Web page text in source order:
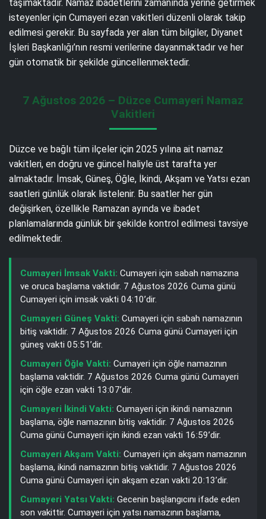
taşımaktadır. Namaz ibadetlerini zamanında yerine getirmek
isteyenler için Cumayeri ezan vakitleri düzenli olarak takip
edilmesi gerekir. Bu sayfada yer alan tüm bilgiler, Diyanet
İşleri Başkanlığı’nın resmi verilerine dayanmaktadır ve her
gün otomatik bir şekilde güncellenmektedir.
7 Ağustos 2026 – Düzce Cumayeri Namaz
Vakitleri
Düzce ve bağlı tüm ilçeler için 2025 yılına ait namaz
vakitleri, en doğru ve güncel haliyle üst tarafta yer
almaktadır. İmsak, Güneş, Öğle, İkindi, Akşam ve Yatsı ezan
saatleri günlük olarak listelenir. Bu saatler her gün
değişirken, özellikle Ramazan ayında ve ibadet
planlamalarında günlük bir şekilde kontrol edilmesi tavsiye
edilmektedir.
Cumayeri İmsak Vakti: Cumayeri için sabah namazına
ve oruca başlama vaktidir. 7 Ağustos 2026 Cuma günü
Cumayeri için imsak vakti 04:10’dir.
Cumayeri Güneş Vakti: Cumayeri için sabah namazının
bitiş vaktidir. 7 Ağustos 2026 Cuma günü Cumayeri için
güneş vakti 05:51’dir.
Cumayeri Öğle Vakti: Cumayeri için öğle namazının
başlama vaktidir. 7 Ağustos 2026 Cuma günü Cumayeri
için öğle ezan vakti 13:07’dir.
Cumayeri İkindi Vakti: Cumayeri için ikindi namazının
başlama, öğle namazının bitiş vaktidir. 7 Ağustos 2026
Cuma günü Cumayeri için ikindi ezan vakti 16:59’dir.
Cumayeri Akşam Vakti: Cumayeri için akşam namazının
başlama, ikindi namazının bitiş vaktidir. 7 Ağustos 2026
Cuma günü Cumayeri için akşam ezan vakti 20:13’dir.
Cumayeri Yatsı Vakti: Gecenin başlangıcını ifade eden
son vakittir. Cumayeri için yatsı namazının başlama,